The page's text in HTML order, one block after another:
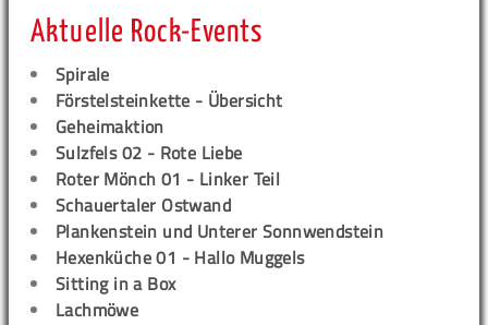
Aktuelle Rock-Events
Spirale
Förstelsteinkette - Übersicht
Geheimaktion
Sulzfels 02 - Rote Liebe
Roter Mönch 01 - Linker Teil
Schauertaler Ostwand
Plankenstein und Unterer Sonnwendstein
Hexenküche 01 - Hallo Muggels
Sitting in a Box
Lachmöwe